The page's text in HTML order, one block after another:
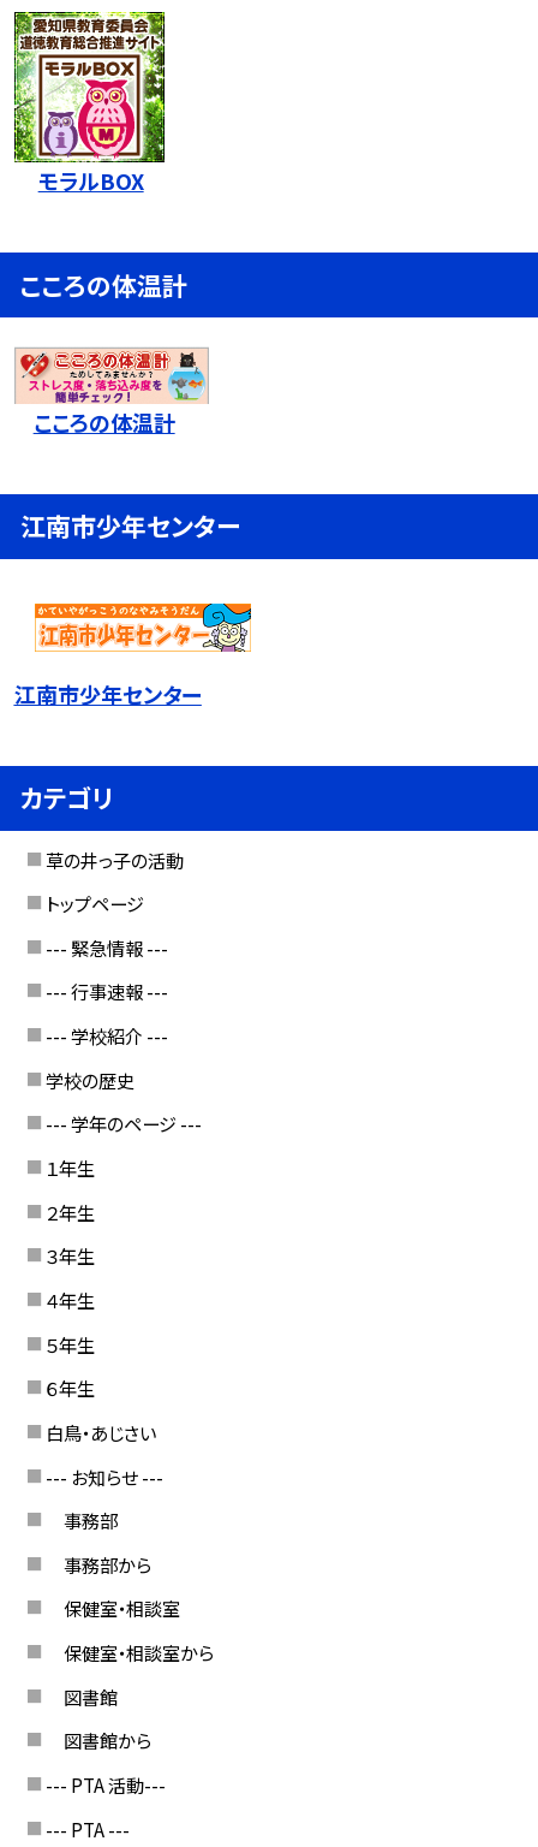
モラルBOX
こころの体温計
こころの体温計
江南市少年センター
江南市少年センター
カテゴリ
草の井っ子の活動
トップページ
--- 緊急情報 ---
--- 行事速報 ---
--- 学校紹介 ---
学校の歴史
--- 学年のページ ---
１年生
２年生
３年生
４年生
５年生
６年生
白鳥・あじさい
--- お知らせ ---
事務部
事務部から
保健室・相談室
保健室・相談室から
図書館
図書館から
--- PTA 活動---
--- PTA ---